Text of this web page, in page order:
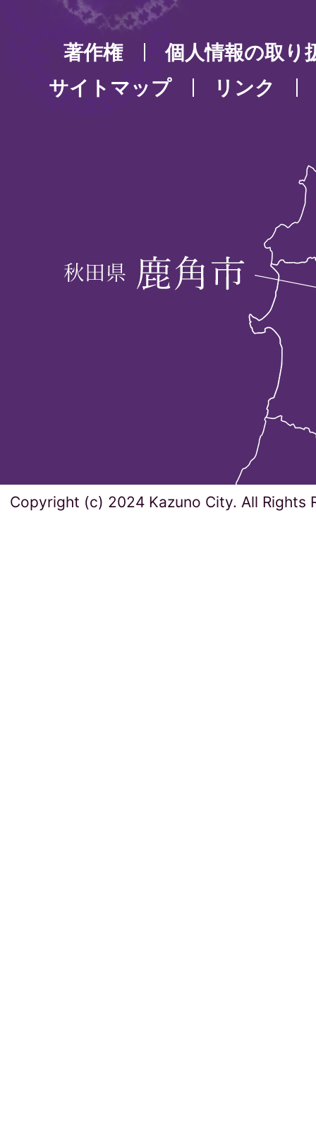
著作権
個人情報の取り
サイトマップ
リンク
Copyright (c) 2024 Kazuno City. All Rights